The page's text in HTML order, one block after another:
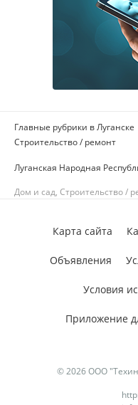
Главные рубрики в Луганске
Строительство / ремонт
Луганская Народная
Дом и сад, Строительство /
© 2026 ООО
Карта сайта
Объявления
Условия
Приложение